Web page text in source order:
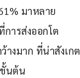
มาหลาย
ารส่งออกโต
างมาก ที่น่าสังเกต
นต้น